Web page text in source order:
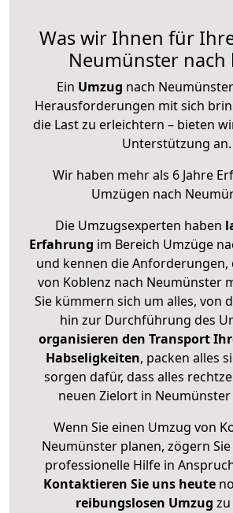
Was wir Ihnen für
Neumünster nach
Ein Umzug nach
Herausforderungen mit sich
die Last zu erleichtern – bieten
Unterstützung an.
Wir haben mehr als 6 Jahre
Umzügen nach
Die Umzugsexperten haben
Erfahrung im Bereich Umzüge
und kennen die Anforderungen,
von Koblenz nach Neumünster
Sie kümmern sich um alles, von
hin zur Durchführung des
organisieren den Transport
Habseligkeiten, packen alles
sorgen dafür, dass alles
neuen Zielort in
Wenn Sie einen Umzug von
Neumünster planen, zögern
professionelle Hilfe in
Kontaktieren Sie uns heute
reibungslosen Umzug